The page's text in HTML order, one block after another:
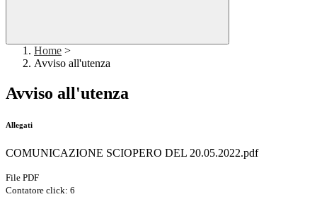
Home >
Avviso all'utenza
Avviso all'utenza
Allegati
COMUNICAZIONE SCIOPERO DEL 20.05.2022.pdf
File PDF
Contatore click: 6